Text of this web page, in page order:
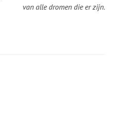
van alle dromen die er zijn.